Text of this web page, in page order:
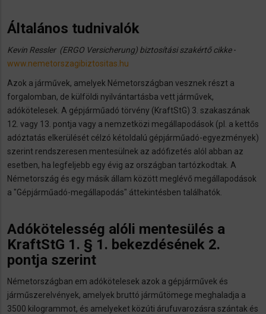
Általános tudnivalók
Kevin Ressler (ERGO Versicherung) biztosítási szakértő cikke-
www.nemetorszagibiztositas.hu
Azok a járművek, amelyek Németországban vesznek részt a
forgalomban, de külföldi nyilvántartásba vett járművek,
adókötelesek. A gépjárműadó törvény (KraftStG) 3. szakaszának
12. vagy 13. pontja vagy a nemzetközi megállapodások (pl. a kettős
adóztatás elkerülését célzó kétoldalú gépjárműadó-egyezmények)
szerint rendszeresen mentesülnek az adófizetés alól abban az
esetben, ha legfeljebb egy évig az országban tartózkodtak. A
Németország és egy másik állam között meglévő megállapodások
a "Gépjárműadó-megállapodás" áttekintésben találhatók.
Adókötelesség alóli mentesülés a
KraftStG 1. § 1. bekezdésének 2.
pontja szerint
Németországban em adókötelesek azok a gépjárművek és
járműszerelvények, amelyek bruttó járműtömege meghaladja a
3500 kilogrammot, és amelyeket közúti árufuvarozásra szántak és